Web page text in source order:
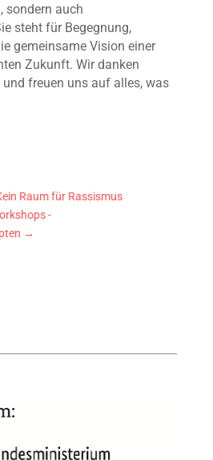
sondern auch
steht für Begegnung,
gemeinsame Vision einer
Zukunft. Wir danken
freuen uns auf alles, was
Raum für Rassismus
-
→